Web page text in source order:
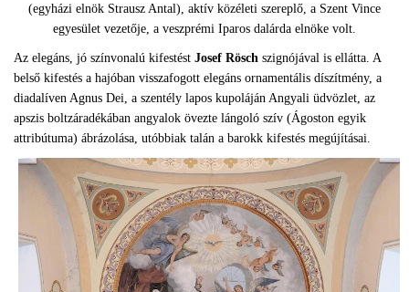
(egyházi elnök Strausz Antal), aktív közéleti szereplő, a Szent Vince
egyesület vezetője, a veszprémi Iparos dalárda elnöke volt.
Az elegáns, jó színvonalú kifestést Josef Rösch szignójával is ellátta. A
belső kifestés a hajóban visszafogott elegáns ornamentális díszítmény, a
diadalíven Agnus Dei, a szentély lapos kupoláján Angyali üdvözlet, az
apszis boltzáradékában angyalok övezte lángoló szív (Ágoston egyik
attribútuma) ábrázolása, utóbbiak talán a barokk kifestés megújításai.